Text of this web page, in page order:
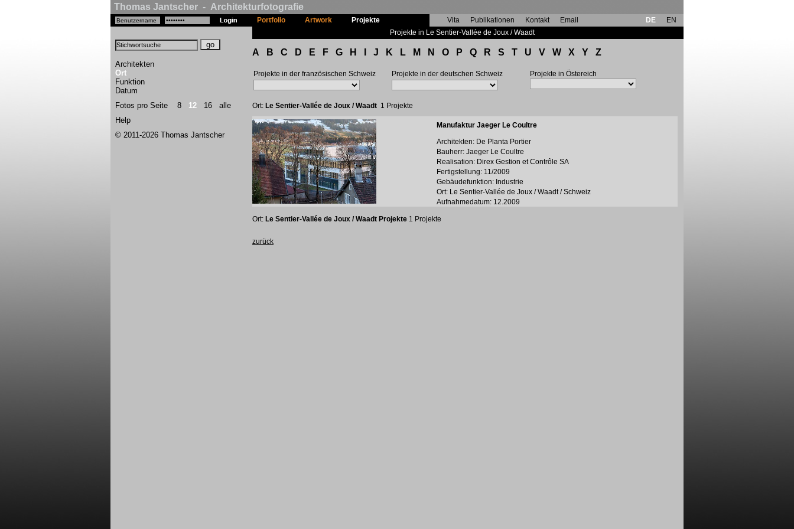
Thomas Jantscher - Architekturfotografie
Architekten
Ort
Funktion
Datum
Fotos pro Seite 8 12 16
alle
Help
© 2011-2026 Thomas Jantscher
Portfolio Artwork Projekte Vita Publikationen Kontakt Email DE
EN
Projekte in Le Sentier-Vallée de Joux / Waadt
A B C D E F G H J K L M N O P Q R S T U V W X Y Z
Projekte in der französischen Schweiz Projekte in der deutschen Schweiz Projekte in Östereich
Ort: Le Sentier-Vallée de Joux / Waadt 1 Projekte
Manufaktur Jaeger Le Coultre
Architekten: De Planta Portier
Bauherr: Jaeger Le Coultre
Realisation: Direx Gestion et Contrôle SA
Fertigstellung: 11/2009
Gebäudefunktion: Industrie
Ort: Le Sentier-Vallée de Joux / Waadt / Schweiz
Aufnahmedatum: 12.2009
Ort: Le Sentier-Vallée de Joux / Waadt Projekte 1 Projekte
zurück